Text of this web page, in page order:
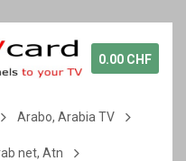
0.00 CHF
Arabo, Arabia TV
net, Atn